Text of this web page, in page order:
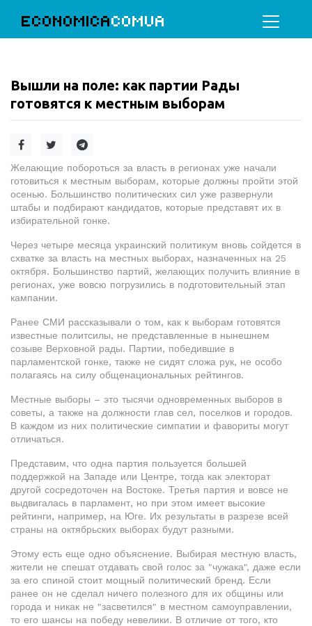
ECONOMICACOMUA
Вышли на поле: как партии Рады
готовятся к местным выборам
Желающие побороться за власть в регионах уже начали
готовиться к местным выборам, которые должны пройти этой
осенью. Большинство политических сил уже развернули
штабы и подбирают кандидатов, которые представят их в
избирательной гонке.
Через четыре месяца украинский политикум вновь сойдется в
схватке за власть на местных выборах, назначенных на 25
октября. Большинство партий, желающих получить влияние в
регионах, уже вовсю погрузились в подготовительный этап
кампании.
Ранее СМИ рассказывали о том, как к выборам готовятся
известные политсилы, не представленные в нынешнем
созыве Верховной рады. Партии, победившие в
парламентской гонке, также не сидят сложа рук, не особо
полагаясь на силу общенациональных рейтингов.
Местные выборы – это тысячи одновременных выборов в
советы, а также на должности глав сел, поселков и городов.
В каждом из них политические симпатии и фавориты могут
отличаться.
Представим, что одна партия пользуется большей
поддержкой на Западе или Центре, тогда как электорат
другой сосредоточен на Востоке. Третья партия и вовсе не
выдвигалась в парламент, но при этом имеет высокие
рейтинги, например, на Юге. Их результаты в разрезе всей
страны на октябрьских выборах будут разными.
Этому есть еще одно объяснение. Выбирая местную власть,
жители не спешат отдавать свой голос за "чужака", даже если
за его спиной стоит мощный политический бренд. Если
ранее он не сделал ничего полезного для их общины или
города и никак не "засветился" в местном самоуправлении,
то его шансы на победу невелики. В отличие от того, кто